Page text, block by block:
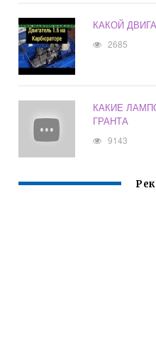
КАКОЙ
2685
КАКИЕ
ГРАНТА
9143